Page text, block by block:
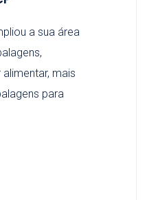
a sua área
mais
para